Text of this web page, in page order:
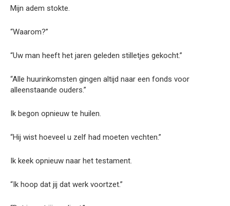
Mijn adem stokte.
“Waarom?”
“Uw man heeft het jaren geleden stilletjes gekocht.”
“Alle huurinkomsten gingen altijd naar een fonds voor
alleenstaande ouders.”
Ik begon opnieuw te huilen.
“Hij wist hoeveel u zelf had moeten vechten.”
Ik keek opnieuw naar het testament.
“Ik hoop dat jij dat werk voortzet.”